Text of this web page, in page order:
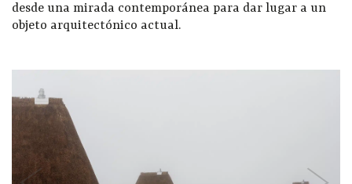
desde una mirada contemporánea para dar lugar a un
objeto arquitectónico actual.